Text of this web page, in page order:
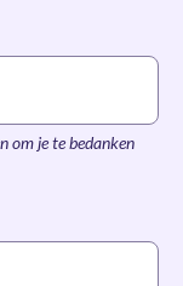
om je te bedanken